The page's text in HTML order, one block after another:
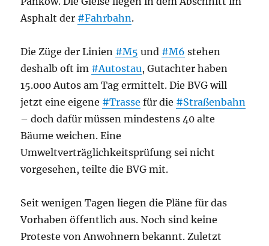
Asphalt der #Fahrbahn.
Die Züge der Linien #M5 und #M6 stehen
deshalb oft im #Autostau, Gutachter haben
15.000 Autos am Tag ermittelt. Die BVG will
jetzt eine eigene #Trasse für die #Straßenbahn
– doch dafür müssen mindestens 40 alte
Bäume weichen. Eine
Umweltverträglichkeitsprüfung sei nicht
vorgesehen, teilte die BVG mit.
Seit wenigen Tagen liegen die Pläne für das
Vorhaben öffentlich aus. Noch sind keine
Proteste von Anwohnern bekannt. Zuletzt